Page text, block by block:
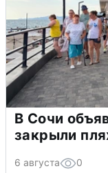
В Сочи
закрыли
6 августа 0